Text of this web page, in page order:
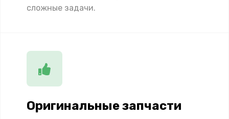
сложные задачи.
Оригинальные запчасти